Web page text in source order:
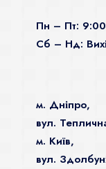
Пн – Пт:
Сб – Нд:
м. Дніпро,
вул.
м. Київ,
вул.